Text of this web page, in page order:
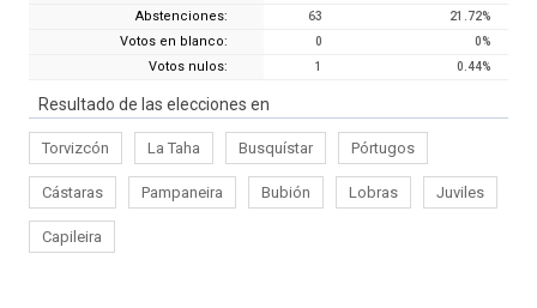
Abstenciones: 63 21.72%
Votos en blanco: 0 0%
Votos nulos: 1 0.44%
Resultado de las elecciones en
Torvizcón La Taha Busquístar Pórtugos
Cástaras Pampaneira Bubión Lobras Juviles
Capileira